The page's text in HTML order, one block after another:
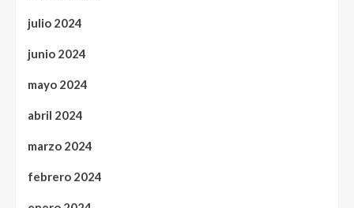
julio 2024
junio 2024
mayo 2024
abril 2024
marzo 2024
febrero 2024